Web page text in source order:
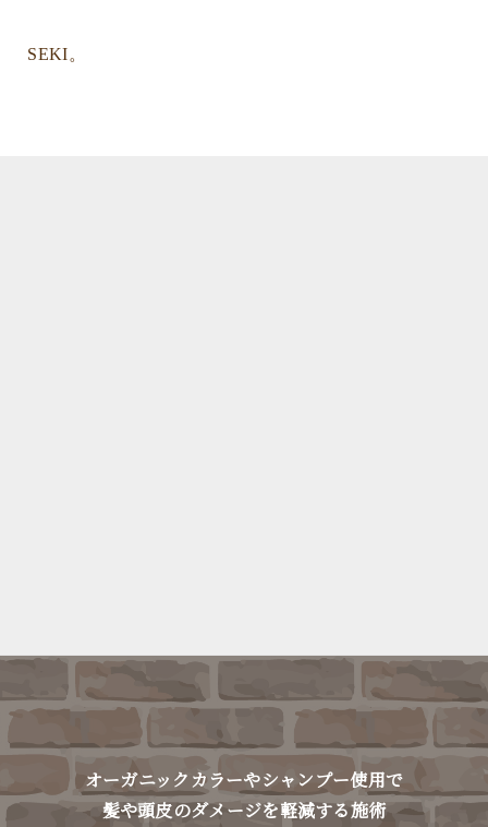
SEKI。
オーガニックカラーやシャンプー使用で
髪や頭皮のダメージを軽減する施術